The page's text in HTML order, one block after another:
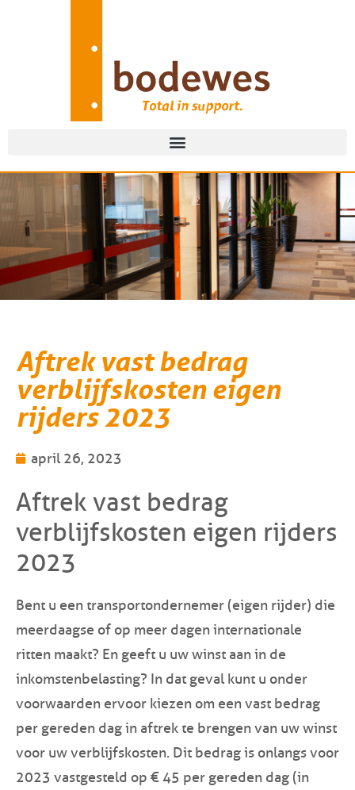
Aftrek vast bedrag
verblijfskosten eigen
rijders 2023
april 26, 2023
Aftrek vast bedrag
verblijfskosten eigen rijders
2023
Bent u een transportondernemer (eigen rijder) die
meerdaagse of op meer dagen internationale
ritten maakt? En geeft u uw winst aan in de
inkomstenbelasting? In dat geval kunt u onder
voorwaarden ervoor kiezen om een vast bedrag
per gereden dag in aftrek te brengen van uw winst
voor uw verblijfskosten. Dit bedrag is onlangs voor
2023 vastgesteld op € 45 per gereden dag (in